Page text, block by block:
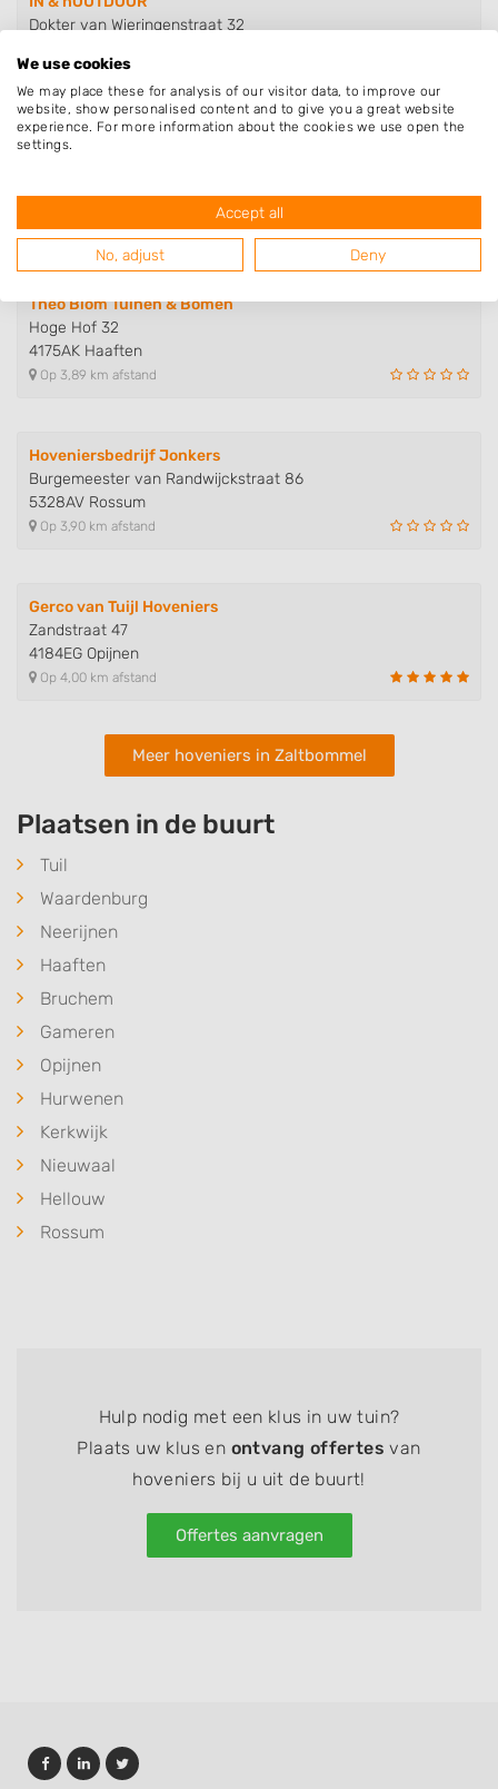
Dokter van Wieringenstraat 32
Op 3,18 km afstand
Kwekerij Van Dijk
4182PE Neerijnen
Theo Blom Tuinen & Bomen
Hoge Hof 32
4175AK Haaften
Op 3,89 km afstand
Hoveniersbedrijf Jonkers
Burgemeester van Randwijckstraat 86
5328AV Rossum
Op 3,90 km afstand
Gerco van Tuijl Hoveniers
Zandstraat 47
4184EG Opijnen
Op 4,00 km afstand
Meer hoveniers in Zaltbommel
Plaatsen in de buurt
Tuil
Waardenburg
Neerijnen
Haaften
Bruchem
Gameren
Opijnen
Hurwenen
Kerkwijk
Nieuwaal
Hellouw
Rossum
Hulp nodig met een klus in uw tuin?
Plaats uw klus en ontvang offertes van
hoveniers bij u uit de buurt!
Offertes aanvragen
We use cookies
We may place these for analysis of our visitor data, to improve our
website, show personalised content and to give you a great website
experience. For more information about the cookies we use open the
settings.
Accept all
No, adjust Deny